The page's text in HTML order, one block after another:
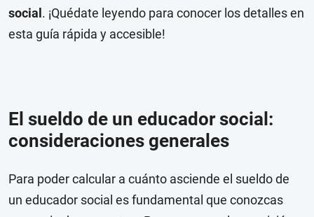
social. ¡Quédate leyendo para conocer los detalles en
esta guía rápida y accesible!
El sueldo de un educador social:
consideraciones generales
Para poder calcular a cuánto asciende el sueldo de
un educador social es fundamental que conozcas